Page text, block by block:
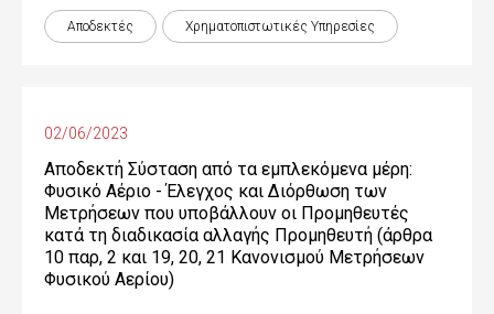
Αποδεκτές Χρηματοπιστωτικές Yπηρεσίες
02/06/2023
Αποδεκτή Σύσταση από τα εμπλεκόμενα μέρη:
Φυσικό Αέριο - Έλεγχος και Διόρθωση των
Μετρήσεων που υποβάλλουν οι Προμηθευτές
κατά τη διαδικασία αλλαγής Προμηθευτή (άρθρα
10 παρ, 2 και 19, 20, 21 Κανονισμού Μετρήσεων
Φυσικού Αερίου)